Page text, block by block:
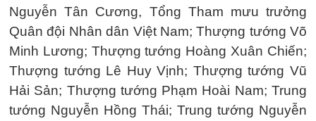
Nguyễn Tân Cương, Tổng Tham mưu trưởng
Quân đội Nhân dân Việt Nam; Thượng tướng Võ
Minh Lương; Thượng tướng Hoàng Xuân Chiến;
Thượng tướng Lê Huy Vịnh; Thượng tướng Vũ
Hải Sản; Thượng tướng Phạm Hoài Nam; Trung
tướng Nguyễn Hồng Thái; Trung tướng Nguyễn